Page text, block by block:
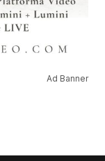
Ad Banner